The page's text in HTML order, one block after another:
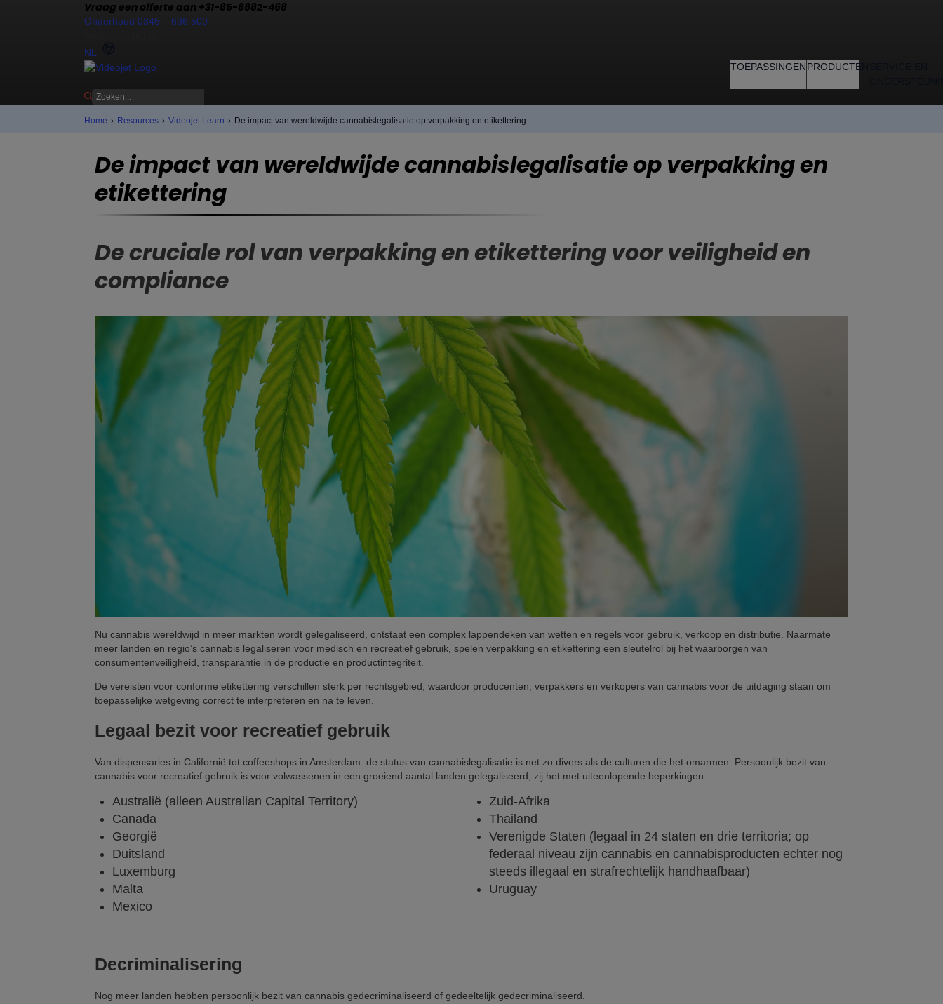
Vraag een offerte aan +31-85-8882-468
Onderhoud 0345 – 636 500
NL
TOEPASSINGENPRODUCTEN
Home › Resources › Videojet Learn › De impact van wereldwijde cannabislegalisatie op verpakking en etikettering
De impact van wereldwijde cannabislegalisatie op verpakking en
etikettering
De cruciale rol van verpakking en etikettering voor veiligheid en
compliance
Nu cannabis wereldwijd in meer markten wordt gelegaliseerd, ontstaat een complex lappendeken van wetten en regels voor gebruik, verkoop en distributie. Naarmate
meer landen en regio’s cannabis legaliseren voor medisch en recreatief gebruik, spelen verpakking en etikettering een sleutelrol bij het waarborgen van
consumentenveiligheid, transparantie in de productie en productintegriteit.
De vereisten voor conforme etikettering verschillen sterk per rechtsgebied, waardoor producenten, verpakkers en verkopers van cannabis voor de uitdaging staan om
toepasselijke wetgeving correct te interpreteren en na te leven.
Legaal bezit voor recreatief gebruik
Van dispensaries in Californië tot coffeeshops in Amsterdam: de status van cannabislegalisatie is net zo divers als de culturen die het omarmen. Persoonlijk bezit van
cannabis voor recreatief gebruik is voor volwassenen in een groeiend aantal landen gelegaliseerd, zij het met uiteenlopende beperkingen.
Australië (alleen Australian Capital Territory)
Canada
Georgië
Duitsland
Luxemburg
Malta
Mexico
Zuid-Afrika
Thailand
Verenigde Staten (legaal in 24 staten en drie territoria; op
federaal niveau zijn cannabis en cannabisproducten echter nog
steeds illegaal en strafrechtelijk handhaafbaar)
Uruguay
Decriminalisering
Nog meer landen hebben persoonlijk bezit van cannabis gedecriminaliseerd of gedeeltelijk gedecriminaliseerd.